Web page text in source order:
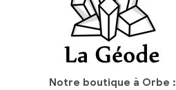
Notre boutique à Orbe :